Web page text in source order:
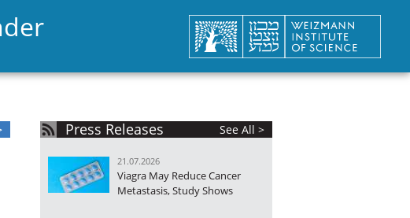
Press Releases See All >
21.07.2026
Viagra May Reduce Cancer
Metastasis, Study Shows